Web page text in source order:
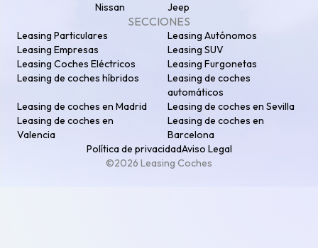
Nissan
Jeep
SECCIONES
Leasing Particulares
Leasing Autónomos
Leasing Empresas
Leasing SUV
Leasing Coches Eléctricos
Leasing Furgonetas
Leasing de coches híbridos
Leasing de coches
automáticos
Leasing de coches en Madrid
Leasing de coches en Sevilla
Leasing de coches en
Valencia
Leasing de coches en
Barcelona
Política de privacidadAviso Legal
©2026 Leasing Coches